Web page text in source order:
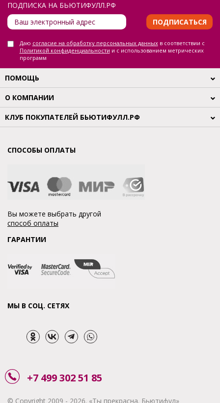
ПОДПИСКА НА БЬЮТИФУЛЛ.РФ
ПОДПИСАТЬСЯ
Даю согласие на обработку персональных данныхв соответствии с
Политикой конфиденциальности и с использованием метрических
программ
ПОМОЩЬ
О КОМПАНИИ
КЛУБ ПОКУПАТЕЛЕЙ БЬЮТИФУЛЛ.РФ
СПОСОБЫ ОПЛАТЫ
Вы можете выбрать другой
способ оплаты
ГАРАНТИИ
МЫ В СОЦ. СЕТЯХ
+7 499 302 51 85
© Copyright 2009 - 2026. «Ты прекрасна. Бьютифул»